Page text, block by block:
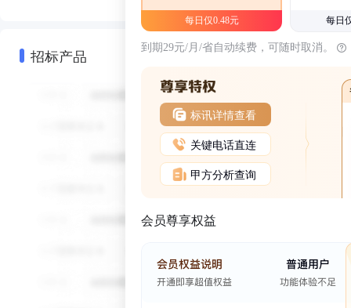
招标产品
每日仅0.48元 每日
到期29元/月/省自动续费，可随时取消。
标讯详情查看
关键电话直连
甲方分析查询
会员尊享权益